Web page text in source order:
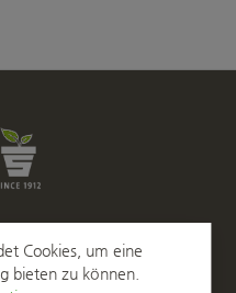
Cookies, um eine
bieten zu können.